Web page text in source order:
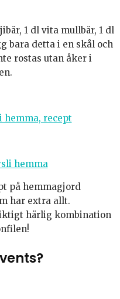
1 dl vita mullbär, 1 dl
bara detta i en skål och
rostas utan åker i
på hemmagjord
har extra allt.
härlig kombination